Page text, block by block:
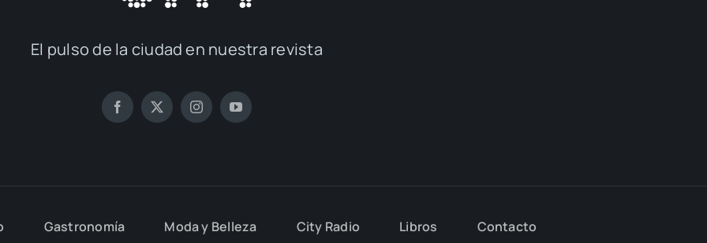
El pul­so de la ciu­dad en nues­tra revis­ta
Gas­tro­no­mía Moda y Belle­za City Radio Libros Con­tac­to